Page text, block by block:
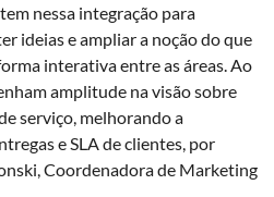
nessa integração para
ideias e ampliar a noção do que
interativa entre as áreas. Ao
amplitude na visão sobre
serviço, melhorando a
e SLA de clientes, por
Coordenadora de Marketing